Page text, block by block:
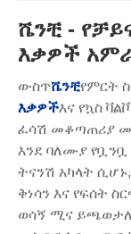
ሼንቺ -
እቃዎች
ውስጥሼንቺየምርት
እቃዎችእና የኳስ
ፈሳሽ መቆጣጠሪያ
እንደ ባለሙያ
ትናንሽ አካላት
ቅነሳን እና የፍሰት
ወሳኝ ሚና ይጫወታሉ.